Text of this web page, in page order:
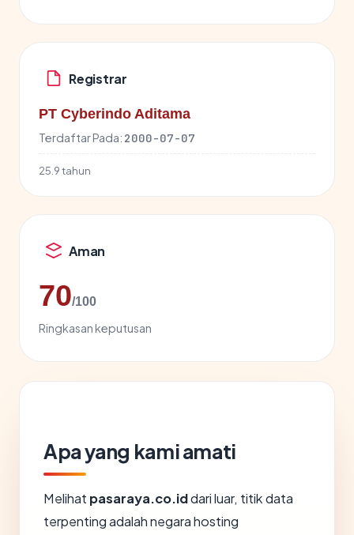
Registrar
PT Cyberindo Aditama
Terdaftar Pada: 2000-07-07
25.9 tahun
Aman
70/100
Ringkasan keputusan
Apa yang kami amati
Melihat pasaraya.co.iddari luar, titik data
terpenting adalah negara hosting